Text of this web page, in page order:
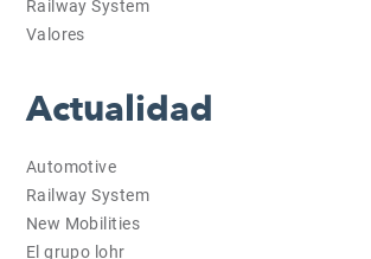
Railway System
Valores
Actualidad
Automotive
Railway System
New Mobilities
El grupo lohr